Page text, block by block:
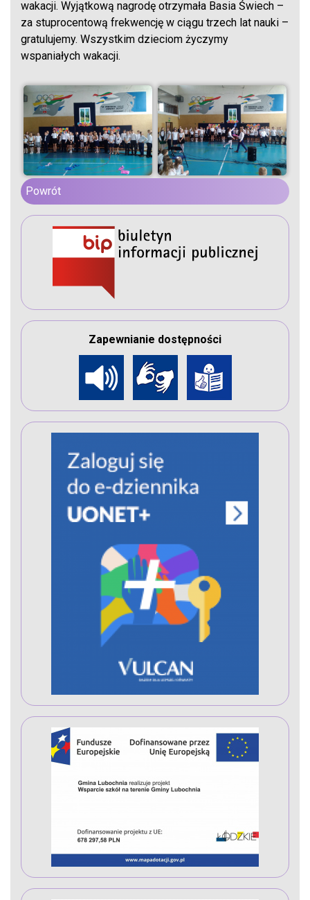
wakacji. Wyjątkową nagrodę otrzymała Basia Świech –
za stuprocentową frekwencję w ciągu trzech lat nauki –
gratulujemy. Wszystkim dzieciom życzymy
wspaniałych wakacji.
Powrót
Zapewnianie dostępności